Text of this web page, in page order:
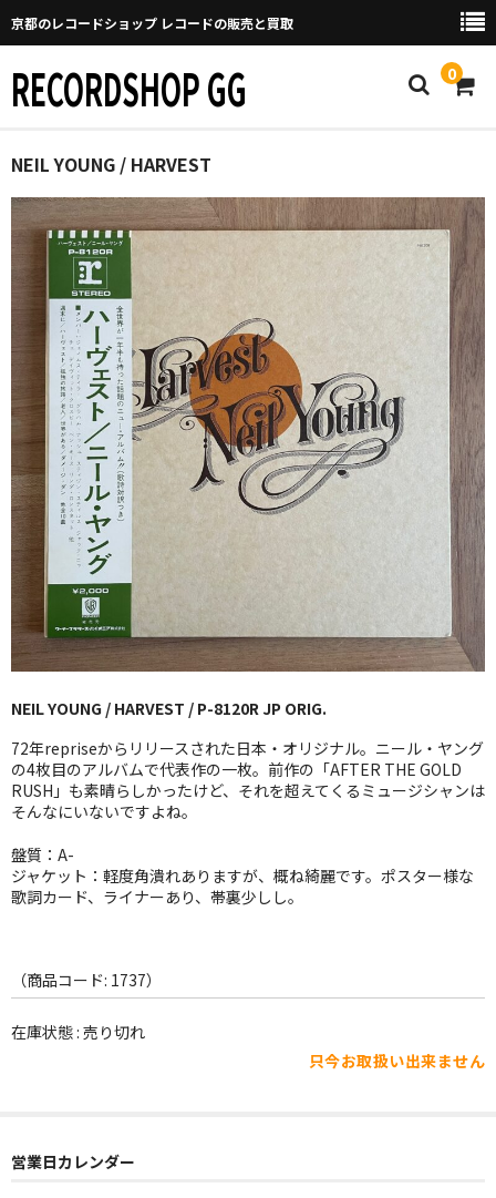
京都のレコードショップ レコードの販売と買取
RECORDSHOP GG 0
Home
マイページ
GGについて
買取について
取り置きなどについて
Categories
New Arrivals
新譜
GG RECORD （当店のレーベル）
全商品
JAZZ-US
BLUE NOTE
JAZZ-EU
JAZZ-JP
JAZZ-VOCAL
J-POP
ROCK
WORLD
その他
NEIL YOUNG / HARVEST
NEIL YOUNG / HARVEST / P-8120R JP ORIG.
72年repriseからリリースされた日本・オリジナル。ニール・ヤング
の4枚目のアルバムで代表作の一枚。前作の「AFTER THE GOLD
RUSH」も素晴らしかったけど、それを超えてくるミュージシャンは
そんなにいないですよね。
盤質：A-
ジャケット：軽度角潰れありますが、概ね綺麗です。ポスター様な
歌詞カード、ライナーあり、帯裏少しし。
（商品コード: 1737）
在庫状態 : 売り切れ
只今お取扱い出来ません
営業日カレンダー